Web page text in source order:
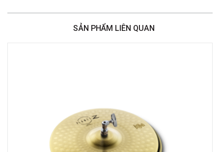
386 Cách Mạng Tháng Tám, Phường Nhiêu Lộc, TPHCM, Quận 3, Hồ Chí
Việt Thương Music - 369 Điện Biên Phủ
49E Phan Đăng Lưu, Phường Bình Thạnh, TPHCM, Quận Bình Thạnh, Hồ
Việt Thương Music - Phường Gò Vấp
11 Đường số 3, Khu dân cư Cityland Park Hill, Phường Gò Vấp, TPHCM,
Quận Gò Vấp, Hồ Chí Minh
SẢN PHẨM LIÊN QUAN